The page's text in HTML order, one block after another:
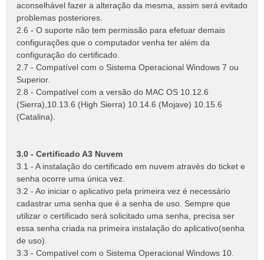
aconselhável fazer a alteração da mesma, assim será evitado
problemas posteriores.
2.6 - O suporte não tem permissão para efetuar demais
configurações que o computador venha ter além da
configuração do certificado.
2.7 - Compatível com o Sistema Operacional Windows 7 ou
Superior.
2.8 - Compatível com a versão do MAC OS 10.12.6
(Sierra),10.13.6 (High Sierra) 10.14.6 (Mojave) 10.15.6
(Catalina).
3.0 - Certificado A3 Nuvem
3.1 - A instalação do certificado em nuvem através do ticket e
senha ocorre uma única vez.
3.2 - Ao iniciar o aplicativo pela primeira vez é necessário
cadastrar uma senha que é a senha de uso. Sempre que
utilizar o certificado será solicitado uma senha, precisa ser
essa senha criada na primeira instalação do aplicativo(senha
de uso).
3.3 - Compatível com o Sistema Operacional Windows 10.